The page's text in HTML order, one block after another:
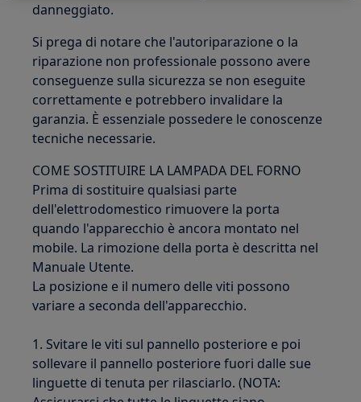
danneggiato.
Si prega di notare che l'autoriparazione o la
riparazione non professionale possono avere
conseguenze sulla sicurezza se non eseguite
correttamente e potrebbero invalidare la
garanzia. È essenziale possedere le conoscenze
tecniche necessarie.
COME SOSTITUIRE LA LAMPADA DEL FORNO
Prima di sostituire qualsiasi parte
dell'elettrodomestico rimuovere la porta
quando l'apparecchio è ancora montato nel
mobile. La rimozione della porta è descritta nel
Manuale Utente.
La posizione e il numero delle viti possono
variare a seconda dell'apparecchio.
1. Svitare le viti sul pannello posteriore e poi
sollevare il pannello posteriore fuori dalle sue
linguette di tenuta per rilasciarlo. (NOTA: